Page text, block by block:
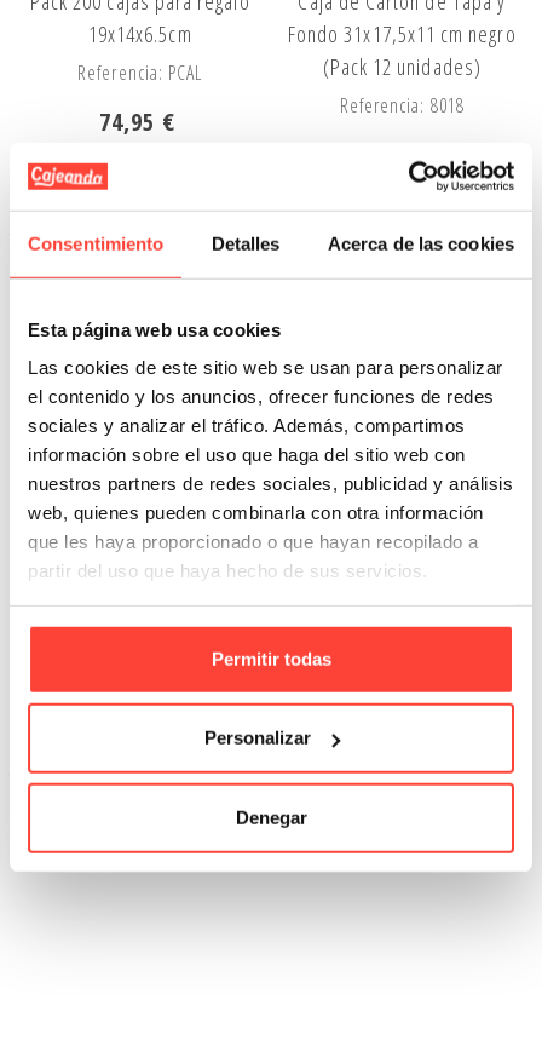
Consentimiento Detalles Acerca de las cookies
Esta página web usa cookies
Las cookies de este sitio web se usan para personalizar
el contenido y los anuncios, ofrecer funciones de redes
sociales y analizar el tráfico. Además, compartimos
información sobre el uso que haga del sitio web con
nuestros partners de redes sociales, publicidad y análisis
web, quienes pueden combinarla con otra información
que les haya proporcionado o que hayan recopilado a
partir del uso que haya hecho de sus servicios.
Permitir todas
Personalizar
Denegar
19x14x6.5cm
Referencia: PCAL
74,95 €
Añadir A La Cesta
Fondo 31x17,5x11 cm negro
(Pack 12 unidades)
Referencia: 8018
60,48 €
Anónima
Caja de Cartón de Tapa y
Fondo 31x17,5x11 cm
blanca (Pack 12 unidades)
60,48 €
Añadir A La Cesta
Anónima
Caja de Cartón de Tapa y
Fondo 54x30x11 cm negro
(Pack 12 unidades)
124,74 €